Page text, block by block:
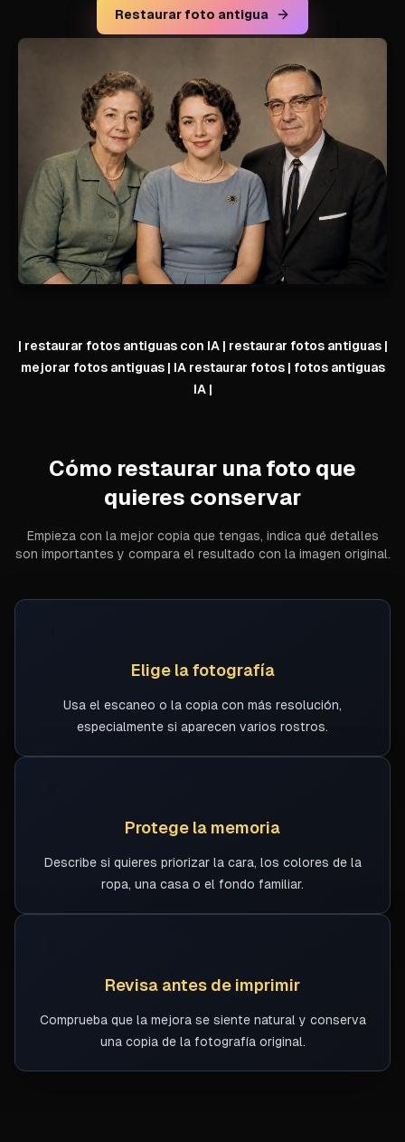
Restaurar foto antigua
| restaurar fotos antiguas con IA | restaurar fotos antiguas |
mejorar fotos antiguas | IA restaurar fotos | fotos antiguas
IA|
Cómo restaurar una foto que
quieres conservar
Empieza con la mejor copia que tengas, indica qué detalles
son importantes y compara el resultado con la imagen original.
Elige la fotografía
Usa el escaneo o la copia con más resolución,
especialmente si aparecen varios rostros.
Protege la memoria
Describe si quieres priorizar la cara, los colores de la
ropa, una casa o el fondo familiar.
Revisa antes de imprimir
Comprueba que la mejora se siente natural y conserva
una copia de la fotografía original.